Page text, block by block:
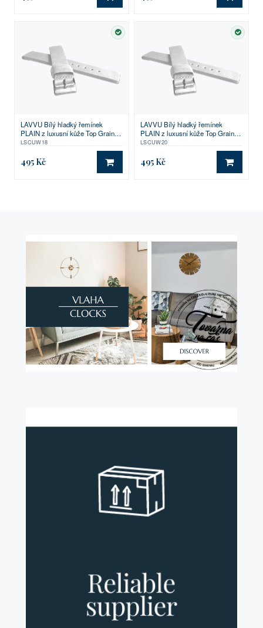
SKLADEM
LAVVU Bílý hladký řemínek
PLAIN z luxusní kůže Top Grain -
18
LSCUW18
495 Kč DO KOŠÍKU
LAVVU Bílý hladký řemínek
PLAIN z luxusní kůže Top Grain -
20
LSCUW20
495 Kč DO